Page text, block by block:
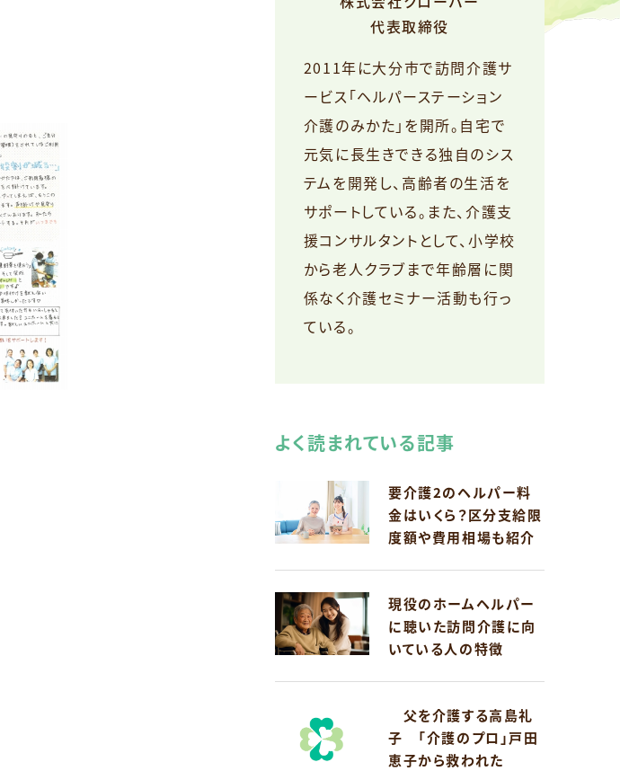
代表取締役
2011年に大分市で訪問介護サ
ービス「ヘルパーステーション
介護のみかた」を開所。自宅で
元気に長生きできる独自のシス
テムを開発し、高齢者の生活を
サポートしている。また、介護支
援コンサルタントとして、小学校
から老人クラブまで年齢層に関
係なく介護セミナー活動も行っ
ている。
よく読まれている記事
要介護2のヘルパー料
金はいくら？区分支給限
度額や費用相場も紹介
現役のホームヘルパー
に聴いた訪問介護に向
いている人の特徴
父を介護する高島礼
子 「介護のプロ」戸田
恵子から救われた